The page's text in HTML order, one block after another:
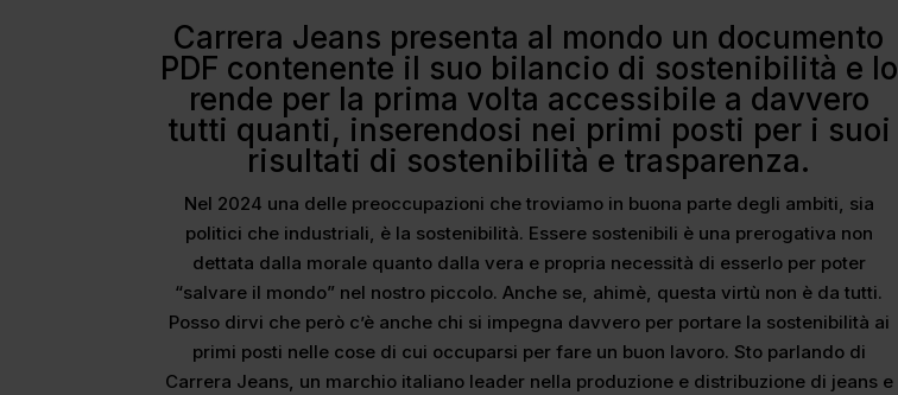
Carrera Jeans presenta al mondo un documento
PDF contenente il suo bilancio di sostenibilità e lo
rende per la prima volta accessibile a davvero
tutti quanti, inserendosi nei primi posti per i suoi
risultati di sostenibilità e trasparenza.
Nel 2024 una delle preoccupazioni che troviamo in buona parte degli ambiti, sia
politici che industriali, è la sostenibilità. Essere sostenibili è una prerogativa non
dettata dalla morale quanto dalla vera e propria necessità di esserlo per poter
“salvare il mondo” nel nostro piccolo. Anche se, ahimè, questa virtù non è da tutti.
Posso dirvi che però c’è anche chi si impegna davvero per portare la sostenibilità ai
primi posti nelle cose di cui occuparsi per fare un buon lavoro. Sto parlando di
Carrera Jeans, un marchio italiano leader nella produzione e distribuzione di jeans e